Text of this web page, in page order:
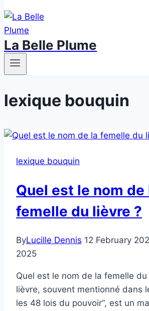
La Belle Plume
lexique bouquin
lexique bouquin
Quel est le nom de
femelle du lièvre ?
ByLucille Dennis 12 February
2025
Quel est le nom de la femelle du
lièvre, souvent mentionné dans
les 48 lois du pouvoir“, est un